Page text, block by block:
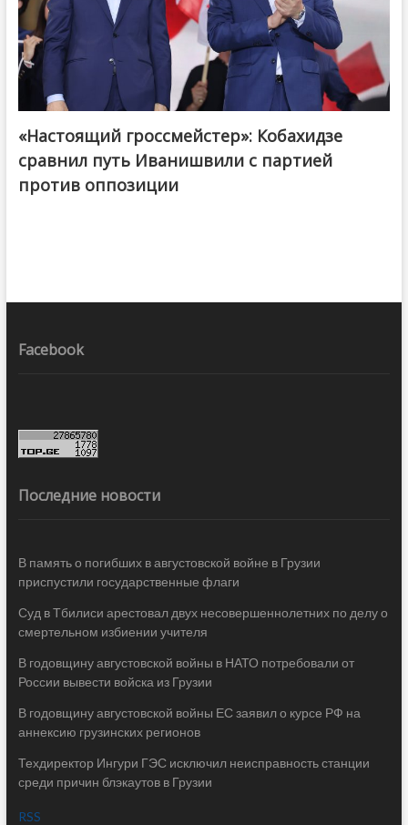
@ქართული ოცნება / Georgian Dream
«Настоящий гроссмейстер»: Кобахидзе
сравнил путь Иванишвили с партией
против оппозиции
Facebook
Последние новости
В память о погибших в августовской войне в Грузии
приспустили государственные флаги
Суд в Тбилиси арестовал двух несовершеннолетних по делу о
смертельном избиении учителя
В годовщину августовской войны в НАТО потребовали от
России вывести войска из Грузии
В годовщину августовской войны ЕС заявил о курсе РФ на
аннексию грузинских регионов
Техдиректор Ингури ГЭС исключил неисправность станции
среди причин блэкаутов в Грузии
RSS